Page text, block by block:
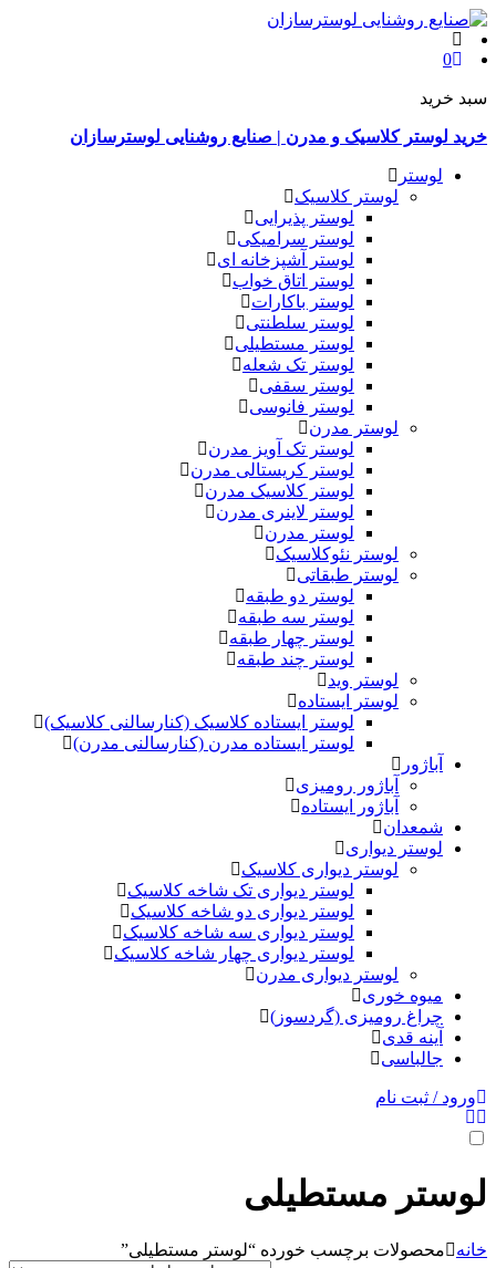
0
سبد خرید
خرید لوستر کلاسیک و مدرن | صنایع روشنایی لوسترسازان
لوستر
لوستر کلاسیک
لوستر پذیرایی
لوستر سرامیکی
لوستر آشپزخانه ای
لوستر اتاق خواب
لوستر باکارات
لوستر سلطنتی
لوستر مستطیلی
لوستر تک شعله
لوستر سقفی
لوستر فانوسی
لوستر مدرن
لوستر تک آویز مدرن
لوستر کریستالی مدرن
لوستر کلاسیک مدرن
لوستر لاینری مدرن
لوستر مدرن
لوستر نئوکلاسیک
لوستر طبقاتی
لوستر دو طبقه
لوستر سه طبقه
لوستر چهار طبقه
لوستر چند طبقه
لوستر وید
لوستر ایستاده
لوستر ایستاده کلاسیک (کنارسالنی کلاسیک)
لوستر ایستاده مدرن (کنارسالنی مدرن)
آباژور
آباژور رومیزی
آباژور ایستاده
شمعدان
لوستر دیواری
لوستر دیواری کلاسیک
لوستر دیواری تک شاخه کلاسیک
لوستر دیواری دو شاخه کلاسیک
لوستر دیواری سه شاخه کلاسیک
لوستر دیواری چهار شاخه کلاسیک
لوستر دیواری مدرن
میوه خوری
چراغ رومیزی (گردسوز)
آینه قدی
جالباسی
ورود / ثبت نام
لوستر مستطیلی
خانه محصولات برچسب خورده “لوستر مستطیلی”